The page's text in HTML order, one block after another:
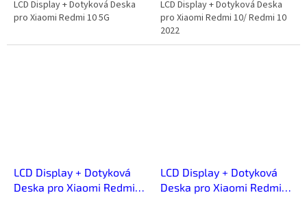
LCD Display + Dotyková Deska
pro Xiaomi Redmi 10 5G
LCD Display + Dotyková Deska
pro Xiaomi Redmi 10/ Redmi 10
2022
LCD Display + Dotyková
Deska pro Xiaomi Redmi
LCD Display + Dotyková
Deska pro Xiaomi Redmi